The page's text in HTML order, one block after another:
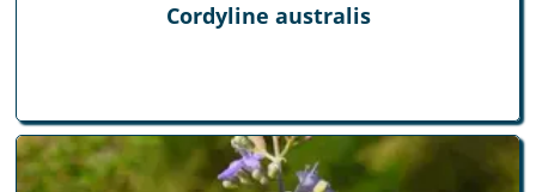
Cordyline australis